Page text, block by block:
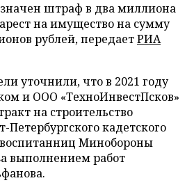
штраф в два миллиона
на имущество на сумму
рублей, передаетРИА
уточнили, что в 2021 году
и ООО «ТехноИнвестПсков»
на строительство
Петербургского кадетского
Минобороны
выполнением работ